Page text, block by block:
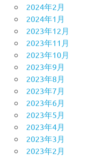
2024年2月
2024年1月
2023年12月
2023年11月
2023年10月
2023年9月
2023年8月
2023年7月
2023年6月
2023年5月
2023年4月
2023年3月
2023年2月